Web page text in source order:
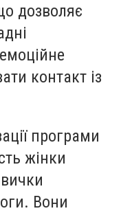
дозволяє
контакт із
програми
жінки
Вони